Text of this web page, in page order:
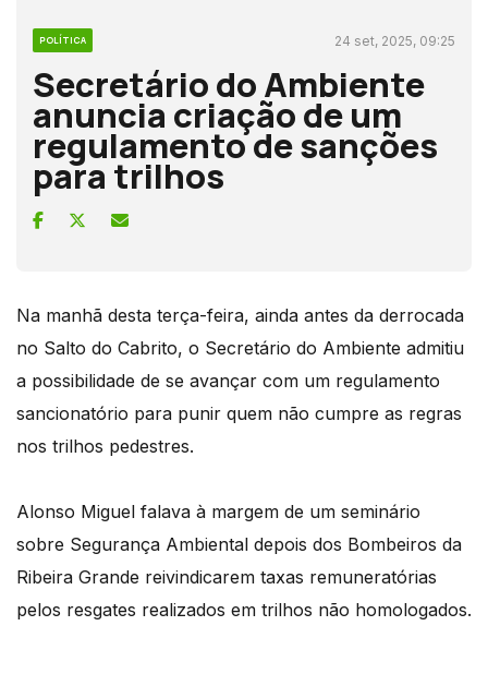
POLÍTICA 24 set, 2025, 09:25
Secretário do Ambiente
anuncia criação de um
regulamento de sanções
para trilhos
Na manhã desta terça-feira, ainda antes da derrocada
no Salto do Cabrito, o Secretário do Ambiente admitiu
a possibilidade de se avançar com um regulamento
sancionatório para punir quem não cumpre as regras
nos trilhos pedestres.
Alonso Miguel falava à margem de um seminário
sobre Segurança Ambiental depois dos Bombeiros da
Ribeira Grande reivindicarem taxas remuneratórias
pelos resgates realizados em trilhos não homologados.